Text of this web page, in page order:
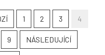
1 2 3 4
9 NÁSLEDUJÍCÍ